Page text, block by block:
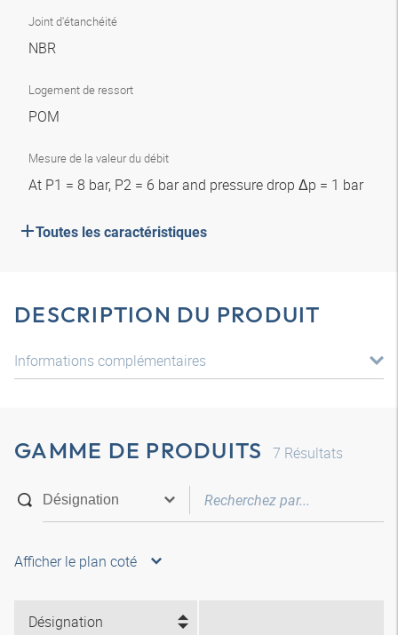
Joint d'étanchéité
NBR
Logement de ressort
POM
Mesure de la valeur du débit
At P1 = 8 bar, P2 = 6 bar and pressure drop Δp = 1 bar
Toutes les caractéristiques
DESCRIPTION DU PRODUIT
Informations complémentaires
GAMME DE PRODUITS 7 Résultats
Afficher le plan coté
Désignation